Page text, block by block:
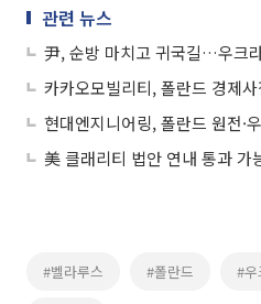
관련 뉴스
현대엔지니어링, 폴란드 원전·
#벨라루스 #폴란드 #